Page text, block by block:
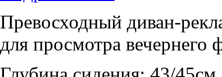
Превосходный диван-
для просмотра вечернего